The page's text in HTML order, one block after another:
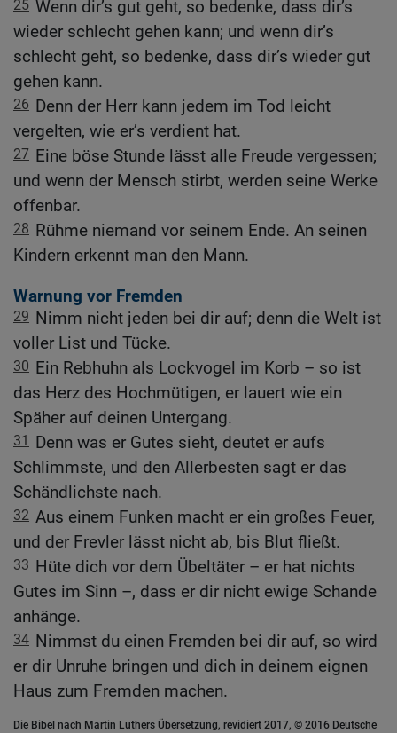
25 Wenn dir’s gut geht, so bedenke, dass dir’s
wieder schlecht gehen kann; und wenn dir’s
schlecht geht, so bedenke, dass dir’s wieder gut
gehen kann.
26 Denn der Herr kann jedem im Tod leicht
vergelten, wie er’s verdient hat.
27 Eine böse Stunde lässt alle Freude vergessen;
und wenn der Mensch stirbt, werden seine Werke
offenbar.
28 Rühme niemand vor seinem Ende. An seinen
Kindern erkennt man den Mann.
Warnung vor Fremden
29 Nimm nicht jeden bei dir auf; denn die Welt ist
voller List und Tücke.
30 Ein Rebhuhn als Lockvogel im Korb – so ist
das Herz des Hochmütigen, er lauert wie ein
Späher auf deinen Untergang.
31 Denn was er Gutes sieht, deutet er aufs
Schlimmste, und den Allerbesten sagt er das
Schändlichste nach.
32 Aus einem Funken macht er ein großes Feuer,
und der Frevler lässt nicht ab, bis Blut fließt.
33 Hüte dich vor dem Übeltäter – er hat nichts
Gutes im Sinn –, dass er dir nicht ewige Schande
anhänge.
34 Nimmst du einen Fremden bei dir auf, so wird
er dir Unruhe bringen und dich in deinem eignen
Haus zum Fremden machen.
Die Bibel nach Martin Luthers Übersetzung, revidiert 2017, © 2016 Deutsche